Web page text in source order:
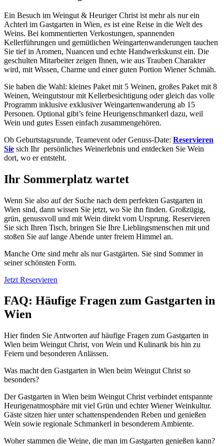
Ein Besuch im Weingut & Heuriger Christ ist mehr als nur ein
Achterl im Gastgarten in Wien, es ist eine Reise in die Welt des
Weins. Bei kommentierten Verkostungen, spannenden
Kellerführungen und gemütlichen Weingartenwanderungen tauchen
Sie tief in Aromen, Nuancen und echte Handwerkskunst ein. Die
geschulten Mitarbeiter zeigen Ihnen, wie aus Trauben Charakter
wird, mit Wissen, Charme und einer guten Portion Wiener Schmäh.
Sie haben die Wahl: kleines Paket mit 5 Weinen, großes Paket mit 8
Weinen, Weingutstour mit Kellerbesichtigung oder gleich das volle
Programm inklusive exklusiver Weingartenwanderung ab 15
Personen. Optional gibt’s feine Heurigenschmankerl dazu, weil
Wein und gutes Essen einfach zusammengehören.
Ob Geburtstagsrunde, Teamevent oder Genuss-Date: Reservieren
Sie sich Ihr persönliches Weinerlebnis und entdecken Sie Wein
dort, wo er entsteht.
Ihr Sommerplatz wartet
Wenn Sie also auf der Suche nach dem perfekten Gastgarten in
Wien sind, dann wissen Sie jetzt, wo Sie ihn finden. Großzügig,
grün, genussvoll und mit Wein direkt vom Ursprung. Reservieren
Sie sich Ihren Tisch, bringen Sie Ihre Lieblingsmenschen mit und
stoßen Sie auf lange Abende unter freiem Himmel an.
Manche Orte sind mehr als nur Gastgärten. Sie sind Sommer in
seiner schönsten Form.
Jetzt Reservieren
FAQ: Häufige Fragen zum Gastgarten in
Wien
Hier finden Sie Antworten auf häufige Fragen zum Gastgarten in
Wien beim Weingut Christ, von Wein und Kulinarik bis hin zu
Feiern und besonderen Anlässen.
Was macht den Gastgarten in Wien beim Weingut Christ so
besonders?
Der Gastgarten in Wien beim Weingut Christ verbindet entspannte
Heurigenatmosphäre mit viel Grün und echter Wiener Weinkultur.
Gäste sitzen hier unter schattenspendenden Reben und genießen
Wein sowie regionale Schmankerl in besonderem Ambiente.
Woher stammen die Weine, die man im Gastgarten genießen kann?